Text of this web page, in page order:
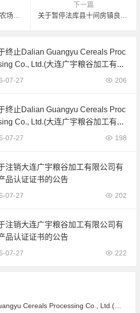
关于注销黑龙江省尖山农场有机产品认证证书的公告
下一篇
终止Dalian Guangyu Cereals Proc
Co., Ltd.(大连广宇粮谷加工有限
)JAS有机产品认证证书的公告
07-27 206
终止Dalian Guangyu Cereals Proc
Co., Ltd.(大连广宇粮谷加工有限
)JAS有机产品认证证书的公告
07-27 198
注销大连广宇粮谷加工有限公司有
品认证证书的公告
07-27 202
注销大连广宇粮谷加工有限公司有
品认证证书的公告
07-27 222
Co., Ltd.(大连广宇粮谷加工有限公司)JAS有机产品认证证书的公告